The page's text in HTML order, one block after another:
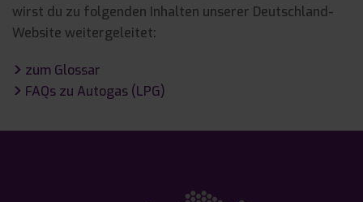
wirst du zu folgenden Inhalten unserer Deutschland-
Website weitergeleitet:
 zum Glossar
 FAQs zu Autogas (LPG)